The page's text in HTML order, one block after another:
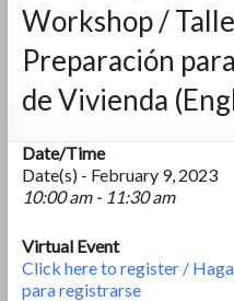
Workshop /
Preparación
de Vivienda
Date/Time
Date(s) - February 9, 2023
10:00 am - 11:30 am
Virtual Event
Click here to register /
para registrarse